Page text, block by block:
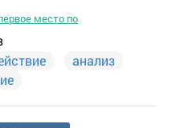
место по
анализ